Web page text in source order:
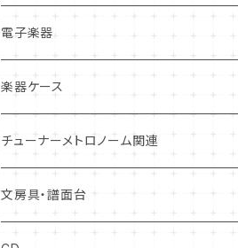
ユーフォニアム
チューバ
ユーフォニアム
チューバ
マウスピースケース
クラリネットリード
サックスリード
ミュート・アクセサリー
オイル・グリス
管楽器お手入れ用品
トレーニング
ヴィオラ
弦楽器お手入れ用品
ケース
本体ケース
弓ケース
スタンド
弓
スティック
ドラムヘッド
打楽器お手入れ用品
グランドピアノ
電子ピアノ
電子楽器
電子ドラム
ウィンドシンセサイザー
ケース
ソフトケース
楽器ケース
ハードケース
ソフトケース
キーボード
チューナーメトロノーム関連
文房具・譜面台